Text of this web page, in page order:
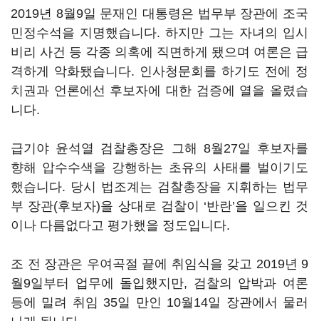
2019년 8월9일 문재인 대통령은 법무부 장관에 조국
민정수석을 지명했습니다. 하지만 그는 자녀의 입시
비리 사건 등 각종 의혹에 직면하게 됐으며 여론은 급
격하게 악화됐습니다. 인사청문회를 하기도 전에 정
치권과 언론에선 후보자에 대한 검증에 열을 올렸습
니다.
급기야 윤석열 검찰총장은 그해 8월27일 후보자를
향해 압수수색을 강행하는 초유의 사태를 벌이기도
했습니다. 당시 법조계는 검찰총장을 지휘하는 법무
부 장관(후보자)을 상대로 검찰이 ‘반란’을 일으킨 것
이나 다름없다고 평가했을 정도입니다.
조 전 장관은 우여곡절 끝에 취임식을 갖고 2019년 9
월9일부터 업무에 돌입했지만, 검찰의 압박과 여론
등에 밀려 취임 35일 만인 10월14일 장관에서 물러